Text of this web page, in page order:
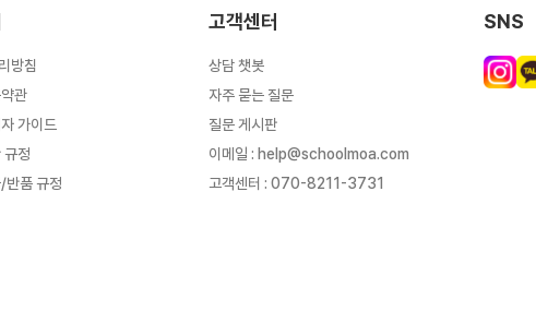
방침
관
가이드
규정
반품 규정
고객센터
상담 챗봇
자주 묻는 질문
질문 게시판
이메일 : help@schoolmoa.com
고객센터 : 070-8211-3731
SNS